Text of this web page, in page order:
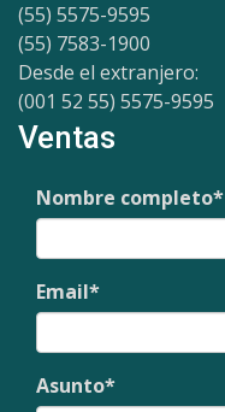
(55) 5575-9595
(55) 7583-1900
Desde el extranjero:
(001 52 55) 5575-9595
Ventas
Nombre completo*
Email*
Asunto*